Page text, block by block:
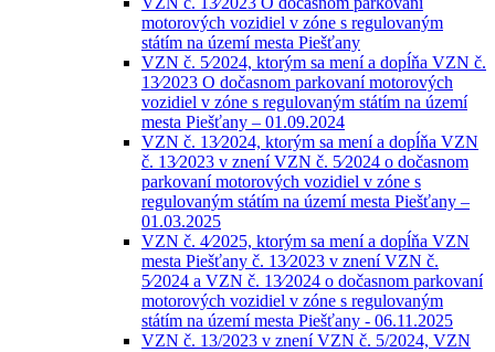
motorových vozidiel v zóne s regulovaným
státím na území mesta Piešťany
VZN č. 5⁄2024, ktorým sa mení a dopĺňa VZN č.
13⁄2023 O dočasnom parkovaní motorových
vozidiel v zóne s regulovaným státím na území
mesta Piešťany – 01.09.2024
VZN č. 13⁄2024, ktorým sa mení a dopĺňa VZN
č. 13⁄2023 v znení VZN č. 5⁄2024 o dočasnom
parkovaní motorových vozidiel v zóne s
regulovaným státím na území mesta Piešťany –
01.03.2025
VZN č. 4⁄2025, ktorým sa mení a dopĺňa VZN
mesta Piešťany č. 13⁄2023 v znení VZN č.
5⁄2024 a VZN č. 13⁄2024 o dočasnom parkovaní
motorových vozidiel v zóne s regulovaným
státím na území mesta Piešťany - 06.11.2025
VZN č. 13/2023 v znení VZN č. 5/2024, VZN